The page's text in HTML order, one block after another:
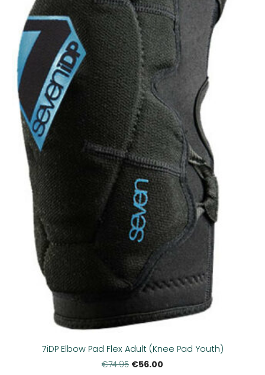
7iDP Elbow Pad Flex Adult (Knee Pad Youth)
€74.95 €56.00